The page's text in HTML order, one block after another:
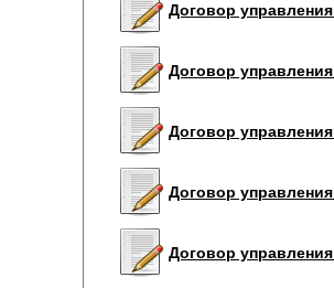
Договор
Договор
Договор
Договор
Договор